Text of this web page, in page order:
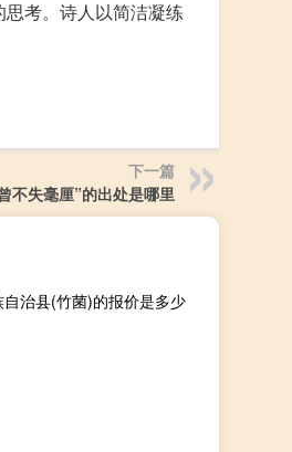
考。诗人以简洁凝练
下一篇
不失毫厘”的出处是哪里
治县(竹菌)的报价是多少